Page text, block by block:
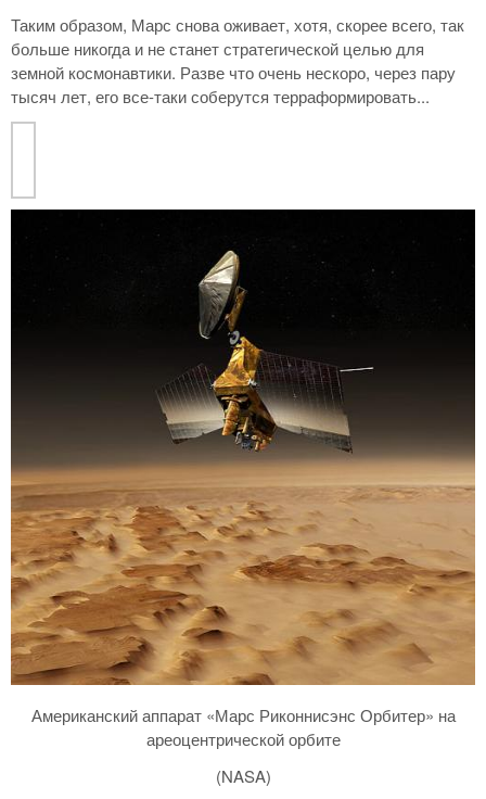
Таким образом, Марс снова оживает, хотя, скорее всего, так
больше никогда и не станет стратегической целью для
земной космонавтики. Разве что очень нескоро, через пару
тысяч лет, его все-таки соберутся терраформировать...
Американский аппарат «Марс Риконнисэнс Орбитер» на
ареоцентрической орбите
(NASA)